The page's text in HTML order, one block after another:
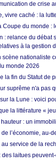
de crise
vivre caché : la
Coupe du monde :
: relance du débat
à la gestion
scène nationaliste
monde 2026
la fin du Statut de
suprême n'a pas
la Lune : voici
la littérature «
hauteur : un
de l’économie, au-
au service de la
des laitues